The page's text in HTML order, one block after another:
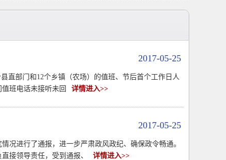
2017-05-25
直部门和12个乡镇（农场）的值班、节后首个工作日人
班电话未接听未回
详情进入>>
2017-05-25
况进行了通报，进一步严肃政风政纪、确保政令畅通。
接领导责任，受到通报、
详情进入>>